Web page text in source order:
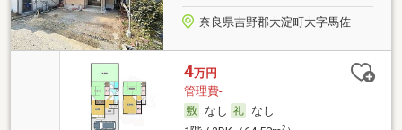
奈良県吉野郡大淀町大字馬佐
4万円
管理費-
なし
なし
2